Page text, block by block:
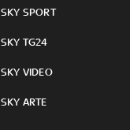
SKY SPORT
SKY TG24
SKY VIDEO
SKY ARTE